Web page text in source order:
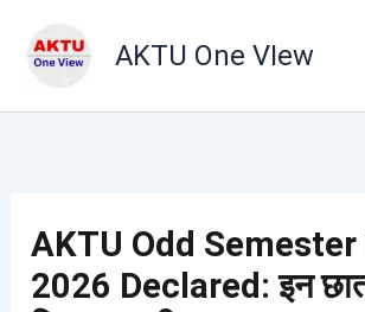
AKTU One VIew
AKTU Odd
2026 Declared: इन